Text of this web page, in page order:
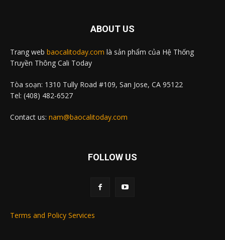
ABOUT US
Trang web baocalitoday.com là sản phẩm của Hệ Thống
Truyền Thông Cali Today
Tòa soạn: 1310 Tully Road #109, San Jose, CA 95122
Tel: (408) 482-6527
Contact us: nam@baocalitoday.com
FOLLOW US
Terms and Policy Services